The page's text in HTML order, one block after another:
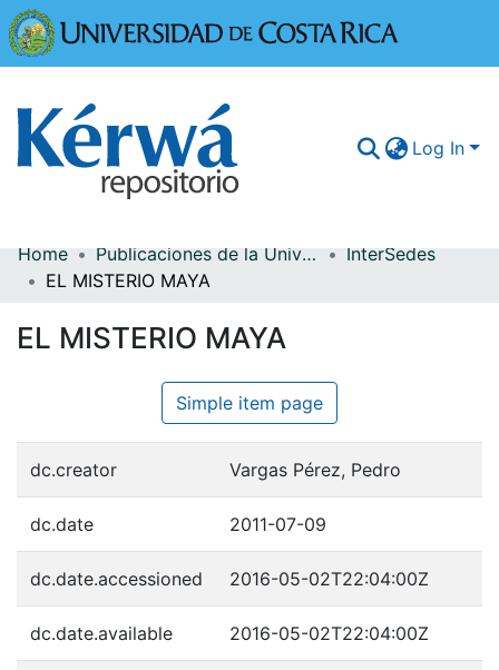
Log In
Communities & Collections
Home Publicaciones de la Universidad de Costa Rica
InterSedes
EL MISTERIO MAYA
EL MISTERIO MAYA
Simple item page
dc.creator Vargas Pérez, Pedro
dc.date 2011-07-09
dc.date.accessioned 2016-05-02T22:04:00Z
dc.date.available 2016-05-02T22:04:00Z